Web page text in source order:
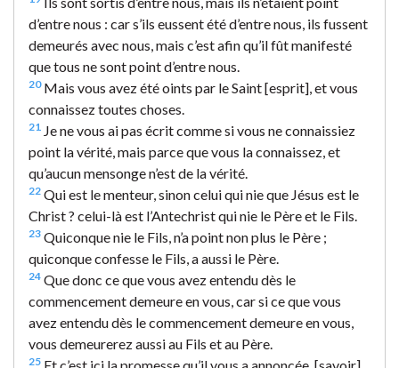
d’entre nous : car s’ils eussent été d’entre nous, ils fussent
demeurés avec nous, mais c’est afin qu’il fût manifesté
que tous ne sont point d’entre nous.
20Mais vous avez été oints par le Saint [esprit], et vous
connaissez toutes choses.
21 Je ne vous ai pas écrit comme si vous ne connaissiez
point la vérité, mais parce que vous la connaissez, et
qu’aucun mensonge n’est de la vérité.
22 Qui est le menteur, sinon celui qui nie que Jésus est le
Christ ? celui-là est l’Antechrist qui nie le Père et le Fils.
23 Quiconque nie le Fils, n’a point non plus le Père ;
quiconque confesse le Fils, a aussi le Père.
24 Que donc ce que vous avez entendu dès le
commencement demeure en vous, car si ce que vous
avez entendu dès le commencement demeure en vous,
vous demeurerez aussi au Fils et au Père.
25 Et c’est ici la promesse qu’il vous a annoncée, [savoir]